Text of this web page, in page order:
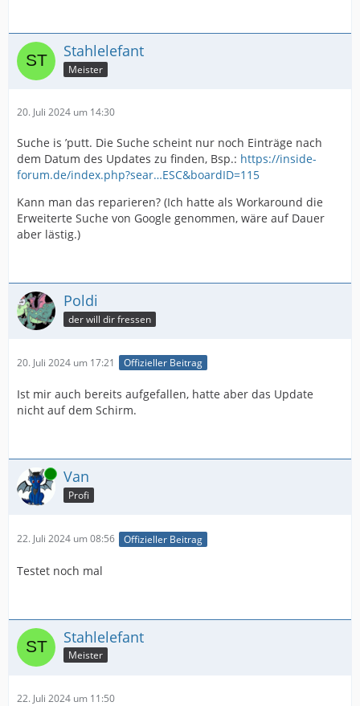
Stahlelefant
Meister
20. Juli 2024 um 14:30
Suche is ’putt. Die Suche scheint nur noch Einträge nach
dem Datum des Updates zu finden, Bsp.: https://inside-
forum.de/index.php?sear…ESC&boardID=115
Kann man das reparieren? (Ich hatte als Workaround die
Erweiterte Suche von Google genommen, wäre auf Dauer
aber lästig.)
Poldi
der will dir fressen
20. Juli 2024 um 17:21 Offizieller Beitrag
Ist mir auch bereits aufgefallen, hatte aber das Update
nicht auf dem Schirm.
Online Van
Profi
22. Juli 2024 um 08:56 Offizieller Beitrag
Testet noch mal
Stahlelefant
Meister
22. Juli 2024 um 11:50